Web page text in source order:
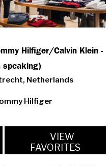
Hilfiger/Calvin Klein -
speaking)
Netherlands
Hilfiger
VIEW
FAVORITES